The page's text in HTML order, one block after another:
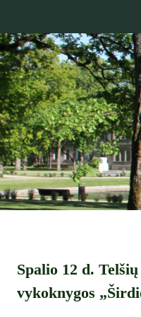
Spalio 12 d.
vykoknygos